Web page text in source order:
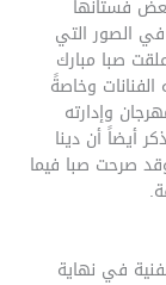
فستانها
في الصور التي
صبا مبارك
وخاصةً
وإدارته
أيضاً أن دينا
صرحت صبا فيما
في نهاية